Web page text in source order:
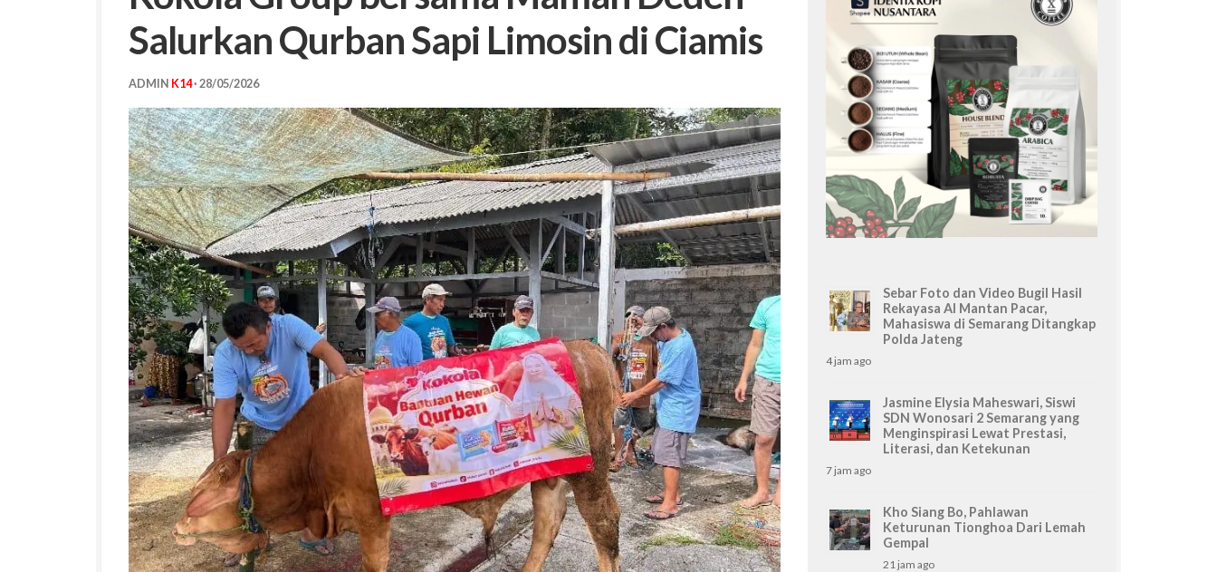
Salurkan Qurban Sapi Limosin di Ciamis
ADMIN K14· 28/05/2026
Sebar Foto dan Video Bugil Hasil
Rekayasa AI Mantan Pacar,
Mahasiswa di Semarang Ditangkap
Polda Jateng
4 jam ago
Jasmine Elysia Maheswari, Siswi
SDN Wonosari 2 Semarang yang
Menginspirasi Lewat Prestasi,
Literasi, dan Ketekunan
7 jam ago
Kho Siang Bo, Pahlawan
Keturunan Tionghoa Dari Lemah
Gempal
21 jam ago